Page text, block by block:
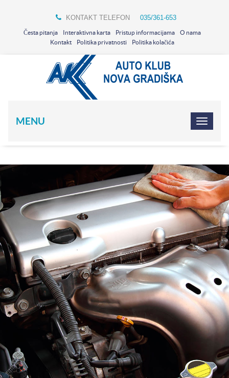
KONTAKT TELEFON 035/361-653
Česta pitanja Interaktivna karta Pristup informacijama
O nama
Kontakt
Politika privatnosti Politika kolačića
MENU